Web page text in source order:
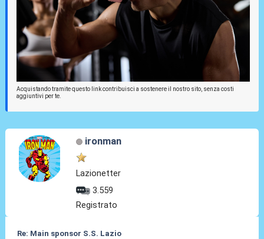
Acquistando tramite questo link contribuisci a sostenere il nostro sito, senza costi
aggiuntivi per te.
ironman
Lazionetter
3.559
Registrato
Re: Main sponsor S.S. Lazio